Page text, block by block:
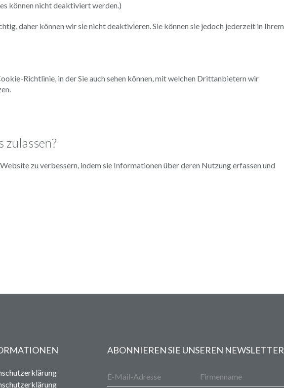
können nicht deaktiviert werden.)
daher können wir sie nicht deaktivieren. Sie können sie jedoch jederzeit in Ihrem
Richtlinie, in der Sie auch sehen können, mit welchen Drittanbietern wir
zulassen?
zu verbessern, indem sie Informationen über deren Nutzung erfassen und
ABONNIEREN SIE UNSEREN NEWSLETTER